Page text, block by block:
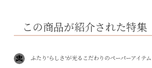
この商品が紹介された特集
ふたり”らしさ”が光るこだわりのペーパーアイテム